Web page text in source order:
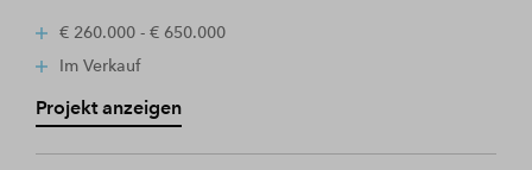
€ 260.000 - € 650.000
Im Verkauf
Projekt anzeigen